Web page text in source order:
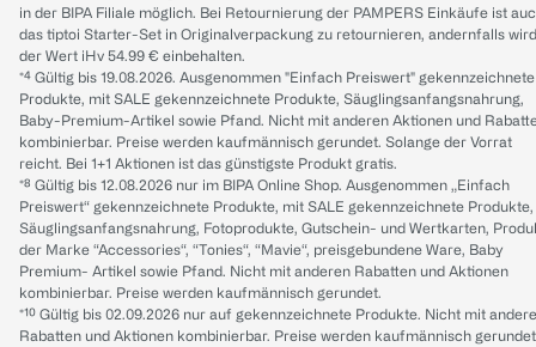
in der BIPA Filiale möglich. Bei Retournierung der PAMPERS Einkäufe ist
das tiptoi Starter-Set in Originalverpackung zu retournieren, andernfalls wird
der Wert iHv 54.99 € einbehalten.
*⁴ Gültig bis 19.08.2026. Ausgenommen "Einfach Preiswert" gekennzeichnete
Produkte, mit SALE gekennzeichnete Produkte, Säuglingsanfangsnahrung,
Baby-Premium-Artikel sowie Pfand. Nicht mit anderen Aktionen und
kombinierbar. Preise werden kaufmännisch gerundet. Solange der Vorrat
reicht. Bei 1+1 Aktionen ist das günstigste Produkt gratis.
*⁸ Gültig bis 12.08.2026 nur im BIPA Online Shop. Ausgenommen „Einfach
Preiswert“ gekennzeichnete Produkte, mit SALE gekennzeichnete Produkte,
Säuglingsanfangsnahrung, Fotoprodukte, Gutschein- und Wertkarten,
der Marke “Accessories“, “Tonies“, “Mavie“, preisgebundene Ware, Baby
Premium- Artikel sowie Pfand. Nicht mit anderen Rabatten und Aktionen
kombinierbar. Preise werden kaufmännisch gerundet.
*¹⁰ Gültig bis 02.09.2026 nur auf gekennzeichnete Produkte. Nicht mit
Rabatten und Aktionen kombinierbar. Preise werden kaufmännisch